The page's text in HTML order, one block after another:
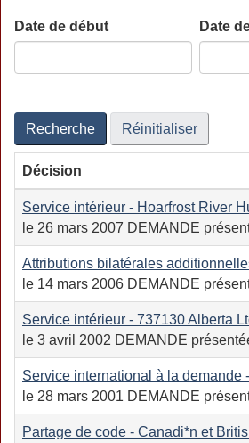
Date de début Date
Recherche Réinitialiser
Décision
Service intérieur - Hoarfrost River
le 26 mars 2007 DEMANDE
Attributions bilatérales
le 14 mars 2006 DEMANDE
Service intérieur - 737130 Alberta
le 3 avril 2002 DEMANDE
Service international à la demande
le 28 mars 2001 DEMANDE
Partage de code - Canadi*n et